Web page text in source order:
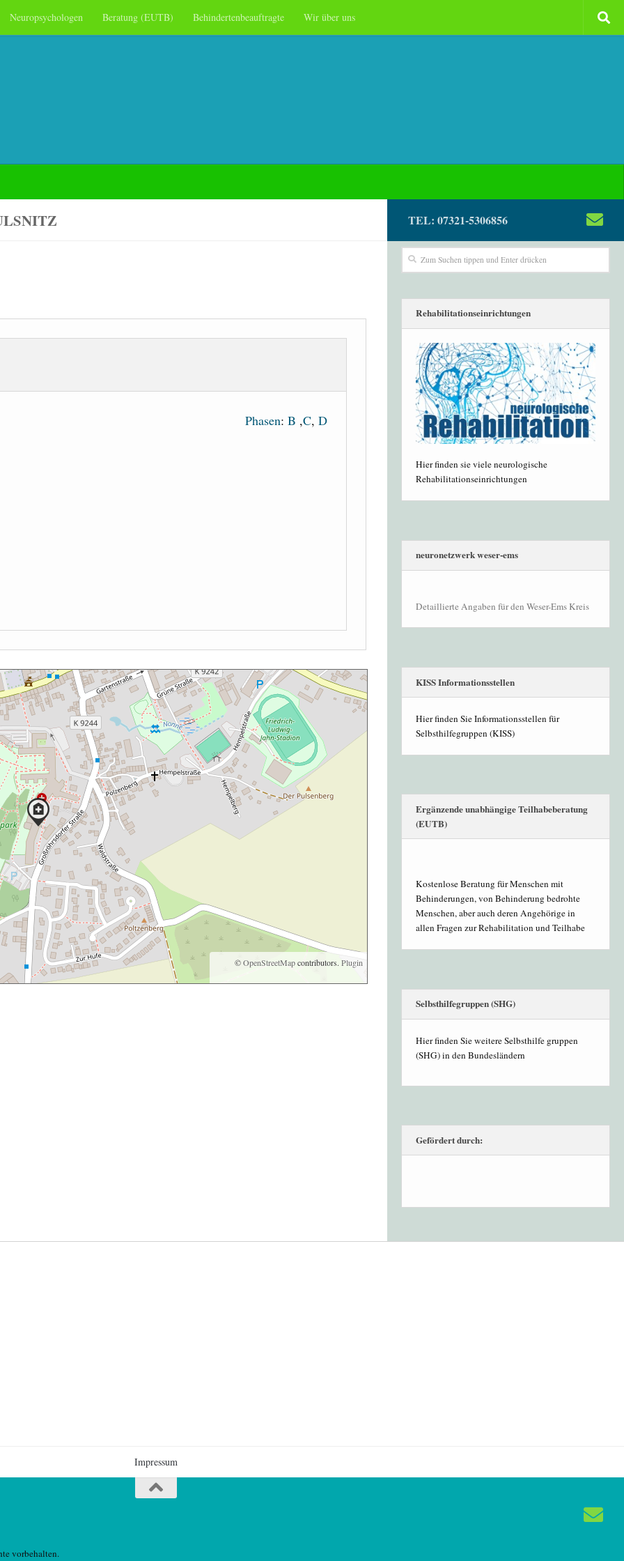
Neuropsychologen Beratung (EUTB) Behindertenbeauftragte Wir über uns
Phasen: B ,C, D
©OpenStreetMapcontributors. Plugin
TEL: 07321-5306856
Rehabilitationseinrichtungen
Hier finden sie viele neurologische
Rehabilitationseinrichtungen
neuronetzwerk weser-ems
Detaillierte Angaben für den Weser-Ems Kreis
KISS Informationsstellen
Hier finden Sie Informationsstellen für
Selbsthilfegruppen (KISS)
Ergänzende unabhängige Teilhabeberatung
(EUTB)
Kostenlose Beratung für Menschen mit
Behinderungen, von Behinderung bedrohte
Menschen, aber auch deren Angehörige in
allen Fragen zur Rehabilitation und Teilhabe
Selbsthilfegruppen (SHG)
Hier finden Sie weitere Selbsthilfe gruppen
(SHG) in den Bundesländern
Gefördert durch:
Impressum
vorbehalten.